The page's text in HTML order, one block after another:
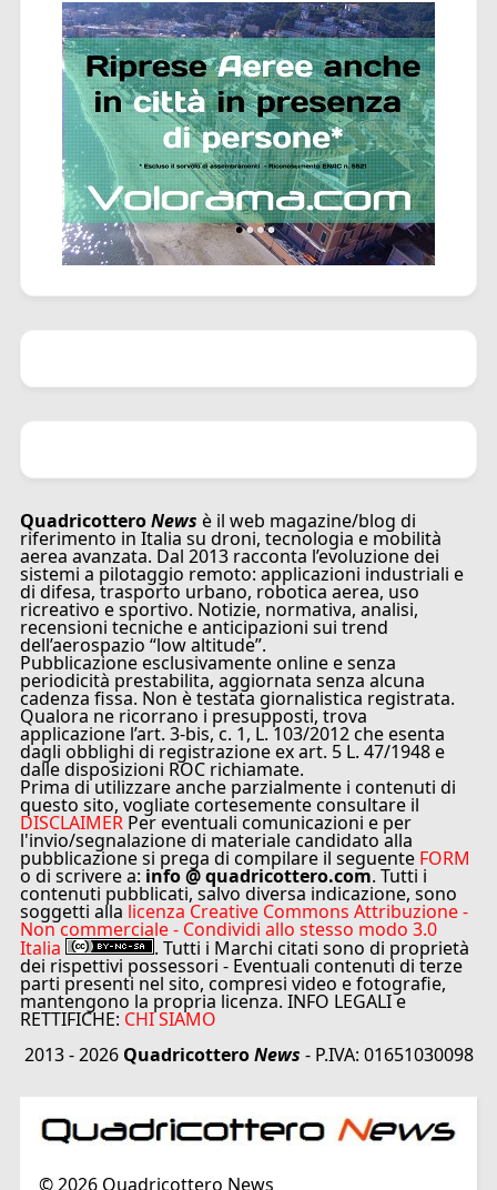
QuadricotteroNews è il web magazine/blog di
riferimento in Italia su droni, tecnologia e mobilità
aerea avanzata. Dal 2013 racconta l’evoluzione dei
sistemi a pilotaggio remoto: applicazioni industriali e
di difesa, trasporto urbano, robotica aerea, uso
ricreativo e sportivo. Notizie, normativa, analisi,
recensioni tecniche e anticipazioni sui trend
dell’aerospazio “low altitude”.
Pubblicazione esclusivamente online e senza
periodicità prestabilita, aggiornata senza alcuna
cadenza fissa. Non è testata giornalistica registrata.
Qualora ne ricorrano i presupposti, trova
applicazione l’art. 3-bis, c. 1, L. 103/2012 che esenta
dagli obblighi di registrazione ex art. 5 L. 47/1948 e
dalle disposizioni ROC richiamate.
Prima di utilizzare anche parzialmente i contenuti di
questo sito, vogliate cortesemente consultare il
DISCLAIMER Per eventuali comunicazioni e per
l'invio/segnalazione di materiale candidato alla
pubblicazione si prega di compilare il seguente FORM
o di scrivere a: info @ quadricottero.com. Tutti i
contenuti pubblicati, salvo diversa indicazione, sono
soggetti alla licenza Creative Commons Attribuzione -
Non commerciale - Condividi allo stesso modo 3.0
Italia . Tutti i Marchi citati sono di proprietà
dei rispettivi possessori - Eventuali contenuti di terze
parti presenti nel sito, compresi video e fotografie,
mantengono la propria licenza. INFO LEGALI e
RETTIFICHE: CHI SIAMO
2013 - 2026 QuadricotteroNews - P.IVA: 01651030098
© 2026Quadricottero News